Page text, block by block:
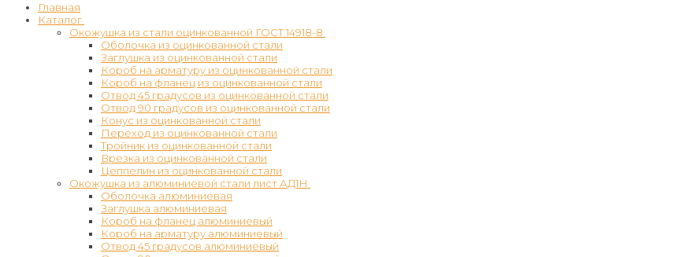
Главная
Каталог
Окожушка из стали оцинкованной ГОСТ 14918-8
Оболочка из оцинкованной стали
Заглушка из оцинкованной стали
Короб на арматуру из оцинкованной стали
Короб на фланец из оцинкованной стали
Отвод 45 градусов из оцинкованной стали
Отвод 90 градусов из оцинкованной стали
Конус из оцинкованной стали
Переход из оцинкованной стали
Тройник из оцинкованной стали
Врезка из оцинкованной стали
Цеппелин из оцинкованной стали
Окожушка из алюминиевой стали лист АД1Н
Оболочка алюминиевая
Заглушка алюминиевая
Короб на фланец алюминиевый
Короб на арматуру алюминиевый
Отвод 45 градусов алюминиевый